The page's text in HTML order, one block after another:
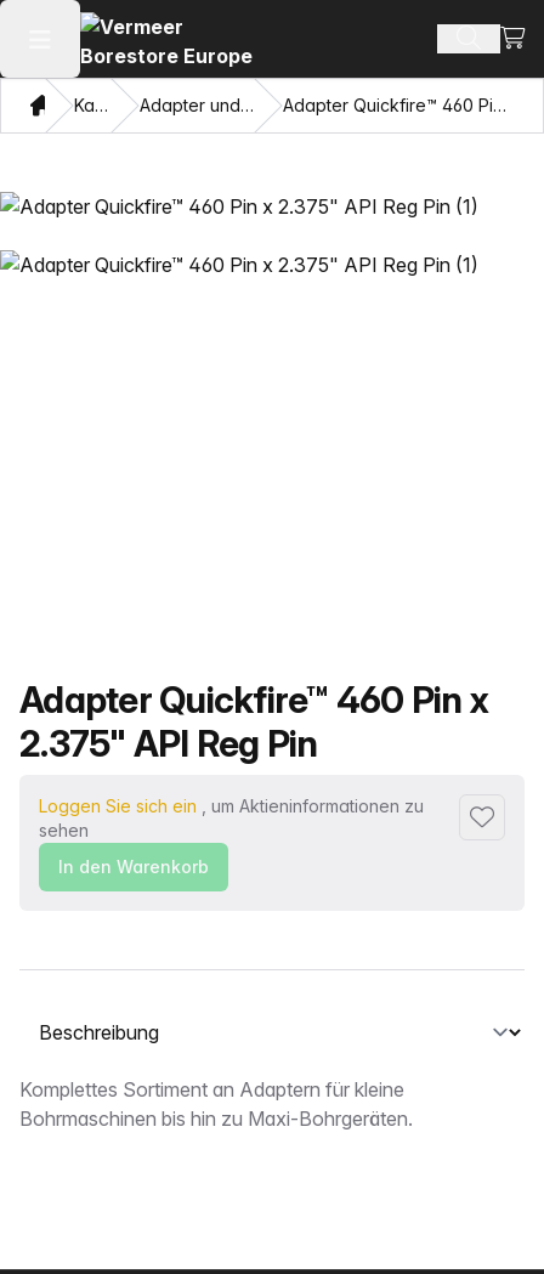
Hauptmenü öffnen
HeimKatalog Adapter und Ziehaugen Adapter Quickfire™ 460 Pin x 2.375" API Reg Pin
Produktname
Adapter Quickfire™ 460 Pin x
2.375" API Reg Pin
Loggen Sie sich ein , um Aktieninformationen zu
sehen
Zu
In den Warenkorb
Wählen Sie eine Registerkarte aus
Beschreibung
Komplettes Sortiment an Adaptern für kleine
Bohrmaschinen bis hin zu Maxi-Bohrgeräten.